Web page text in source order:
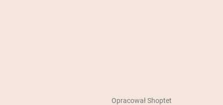
Opracował Shoptet